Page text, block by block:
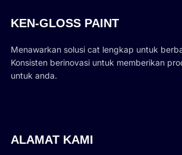
KEN-GLOSS PAINT
Menawarkan solusi cat lengkap untuk
Konsisten berinovasi untuk memberikan
untuk anda.
ALAMAT KAMI